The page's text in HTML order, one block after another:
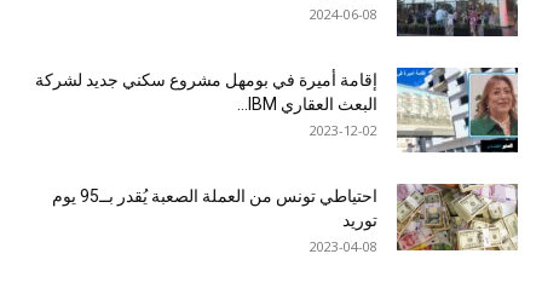
2024-06-08
إقامة أميرة في بومهل مشروع سكني جديد لشركة
البعث العقاري IBM...
2023-12-02
احتياطي تونس من العملة الصعبة يُقدر بــ95 يوم
توريد
2023-04-08